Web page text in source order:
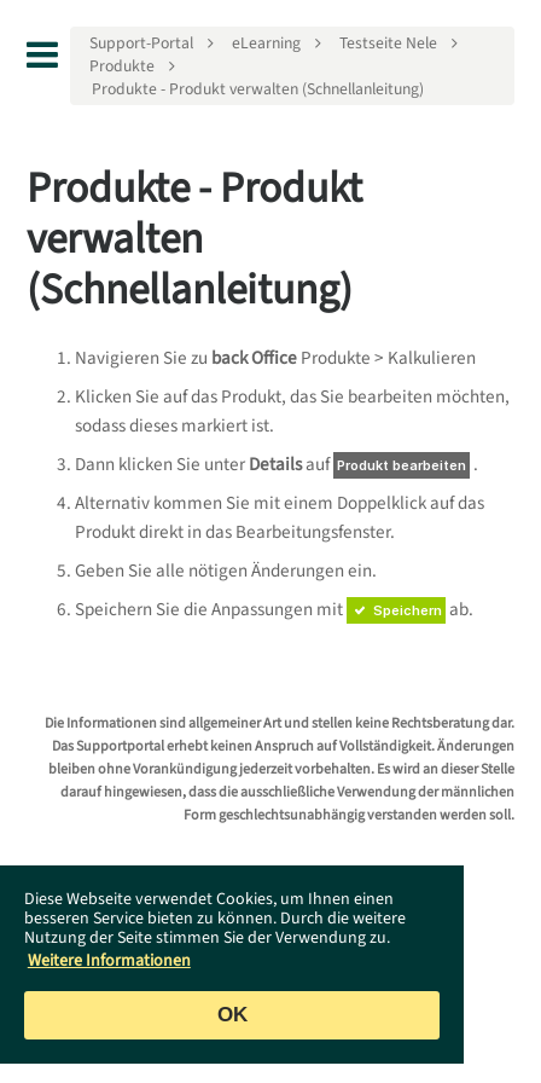
Diese Webseite verwendet Cookies, um Ihnen einen
besseren Service bieten zu können. Durch die weitere
Nutzung der Seite stimmen Sie der Verwendung zu.
Weitere Informationen
OK
Support-Portal eLearning
Testseite Nele
Produkte
Produkte - Produkt verwalten (Schnellanleitung)
Produkte - Produkt
verwalten
(Schnellanleitung)
Navigieren Sie zu back OfficeProdukte > Kalkulieren
Klicken Sie auf das Produkt, das Sie bearbeiten möchten,
sodass dieses markiert ist.
Dann klicken Sie unterDetailsauf Produkt bearbeiten .
Alternativ kommen Sie mit einem Doppelklick auf das
Produkt direkt in das Bearbeitungsfenster.
Geben Sie alle nötigen Änderungen ein.
Speichern Sie die Anpassungen mit
Speichern ab.
Die Informationen sind allgemeiner Art und stellen keine Rechtsberatung dar.
Das Supportportal erhebt keinen Anspruch auf Vollständigkeit. Änderungen
bleiben ohne Vorankündigung jederzeit vorbehalten. Es wird an dieser Stelle
darauf hingewiesen, dass die ausschließliche Verwendung der männlichen
Form geschlechtsunabhängig verstanden werden soll.